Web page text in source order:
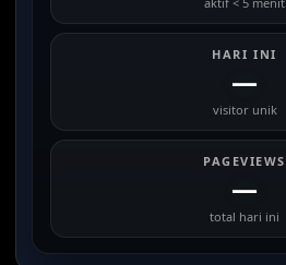
HARI INI
—
visitor unik
PAGEVIEWS
—
total hari ini